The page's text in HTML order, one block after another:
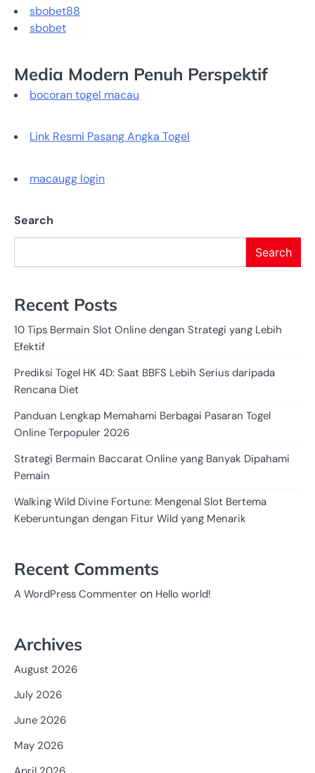
sbobet88
sbobet
Media Modern Penuh Perspektif
bocoran togel macau
Link Resmi Pasang Angka Togel
macaugg login
Search
Search
Recent Posts
10 Tips Bermain Slot Online dengan Strategi yang Lebih
Efektif
Prediksi Togel HK 4D: Saat BBFS Lebih Serius daripada
Rencana Diet
Panduan Lengkap Memahami Berbagai Pasaran Togel
Online Terpopuler 2026
Strategi Bermain Baccarat Online yang Banyak Dipahami
Pemain
Walking Wild Divine Fortune: Mengenal Slot Bertema
Keberuntungan dengan Fitur Wild yang Menarik
Recent Comments
A WordPress Commenter on Hello world!
Archives
August 2026
July 2026
June 2026
May 2026